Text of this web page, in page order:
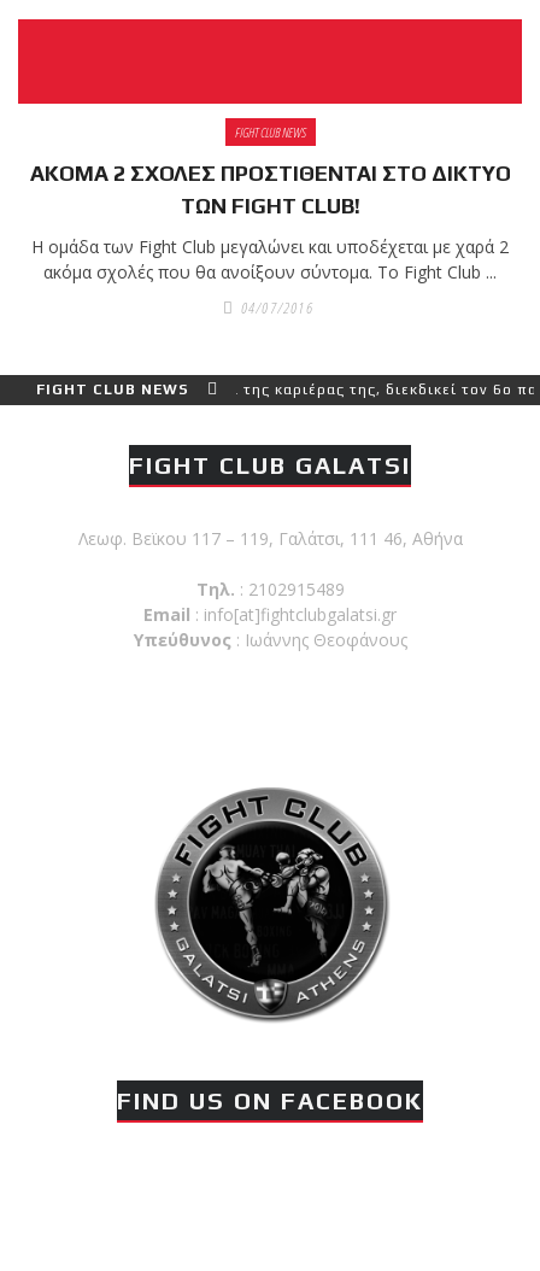
FIGHT CLUB NEWS
ΑΚΟΜΑ 2 ΣΧΟΛΕΣ ΠΡΟΣΤΙΘΕΝΤΑΙ ΣΤΟ ΔΙΚΤΥΟ
ΤΩΝ FIGHT CLUB!
Η ομάδα των Fight Club μεγαλώνει και υποδέχεται με χαρά 2
ακόμα σχολές που θα ανοίξουν σύντομα. Το Fight Club ...
04/07/2016
FIGHT CLUB NEWS
και πιο δύσκολο αγώνα της καριέρας της, διεκδικεί τον 6ο
FIGHT CLUB GALATSI
Λεωφ. Βεϊκου 117 – 119, Γαλάτσι, 111 46, Αθήνα
Τηλ. : 2102915489
Email : info[at]fightclubgalatsi.gr
Υπεύθυνος : Ιωάννης Θεοφάνους
FIND US ON FACEBOOK